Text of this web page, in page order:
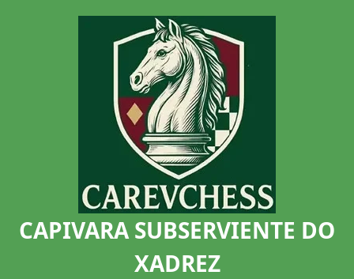
CAPIVARA SUBSERVIENTE DO
XADREZ